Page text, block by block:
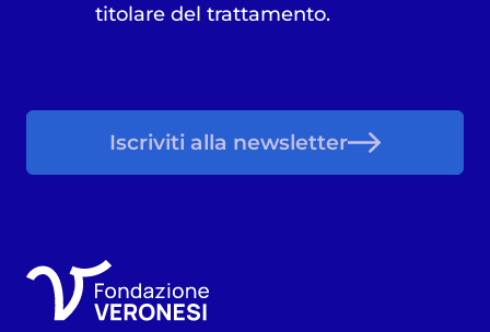
titolare del trattamento.
Iscriviti alla newsletter